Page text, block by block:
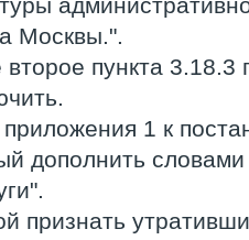
Москвы.".
пункта 3.18.3
1 к
дополнить
признать